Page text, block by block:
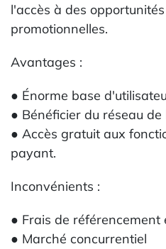
l'accès à des
promotionnelles.
Avantages :
● Énorme base
● Bénéficier du réseau
● Accès gratuit aux
payant.
Inconvénients :
● Frais de référencement
● Marché concurrentiel